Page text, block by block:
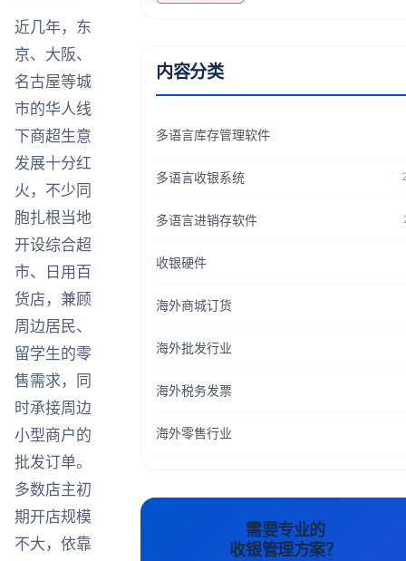
近几年，东
京、大阪、
名古屋等城
市的华人线
下商超生意
发展十分红
火，不少同
胞扎根当地
开设综合超
市、日用百
货店，兼顾
周边居民、
留学生的零
售需求，同
时承接周边
小型商户的
批发订单。
多数店主初
期开店规模
不大，依靠
内容分类
多语言库存管理软件
多语言收银系统
多语言进销存软件
收银硬件
海外商城订货
海外批发行业
海外税务发票
海外零售行业
需要专业的
收银管理方案？